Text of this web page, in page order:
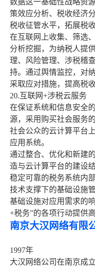
数据这一基础性战略资
策效应分析、税收经济
税收征管水平，拓展税
在互联网上收集、筛选
分析挖掘，为纳税人提
理、风险管理、涉税稽
持。通过舆情监控，对
采取应对措施，提高税
20.互联网+涉税云服务
在保证系统和信息安全
源，采用购买社会服务
社会公众的云计算平台
应用系统。
通过整合、优化和新建
造与云计算平台的建设
稳定可靠的税务系统内
技术支撑下的基础设施
基础设施对应用需求的
+税务”的各项行动提供
南京大汉网络有限
1997年
大汉网络公司在南京成